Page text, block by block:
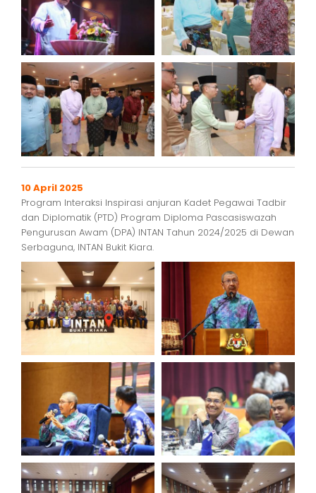
10 April 2025
Program Interaksi Inspirasi anjuran Kadet Pegawai Tadbir
dan Diplomatik (PTD) Program Diploma Pascasiswazah
Pengurusan Awam (DPA) INTAN Tahun 2024/2025 di Dewan
Serbaguna, INTAN Bukit Kiara.